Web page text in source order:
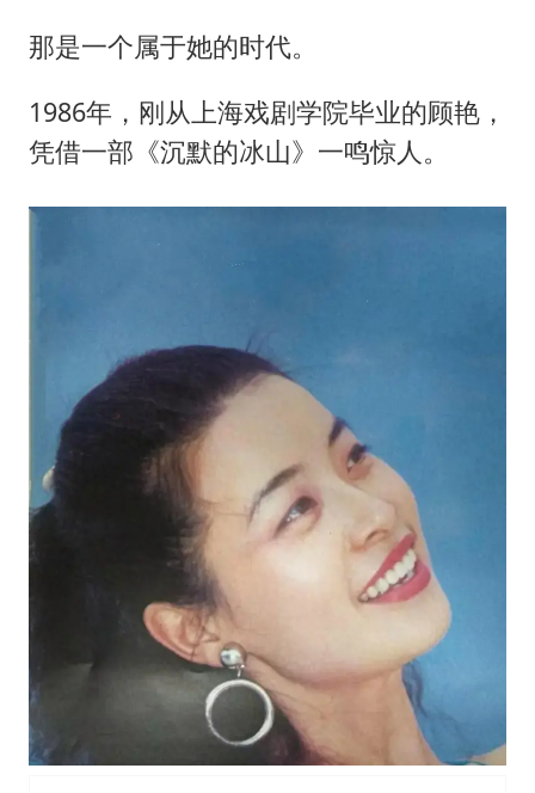
那是一个属于她的时代。
1986年，刚从上海戏剧学院毕业的顾艳，
凭借一部《沉默的冰山》一鸣惊人。